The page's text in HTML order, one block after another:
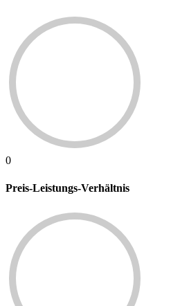
0
Preis-Leistungs-Verhältnis